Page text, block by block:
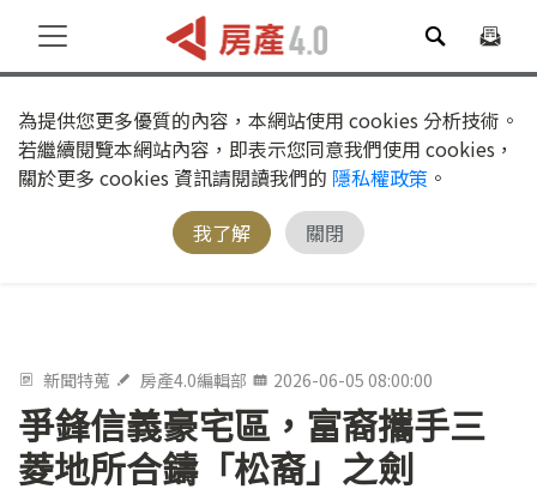
為提供您更多優質的內容，本網站使用 cookies 分析技術。
若繼續閱覽本網站內容，即表示您同意我們使用 cookies，
關於更多 cookies 資訊請閱讀我們的 隱私權政策 。
我了解
關閉
新聞特蒐 房產4.0編輯部 2026-06-05 08:00:00
爭鋒信義豪宅區，富裔攜手三
菱地所合鑄「松裔」之劍